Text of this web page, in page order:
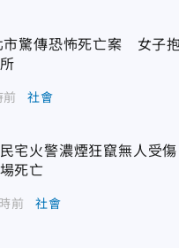
市驚傳恐怖死亡案 女子
前 社會
宅火警濃煙狂竄無人受
死亡
前 社會